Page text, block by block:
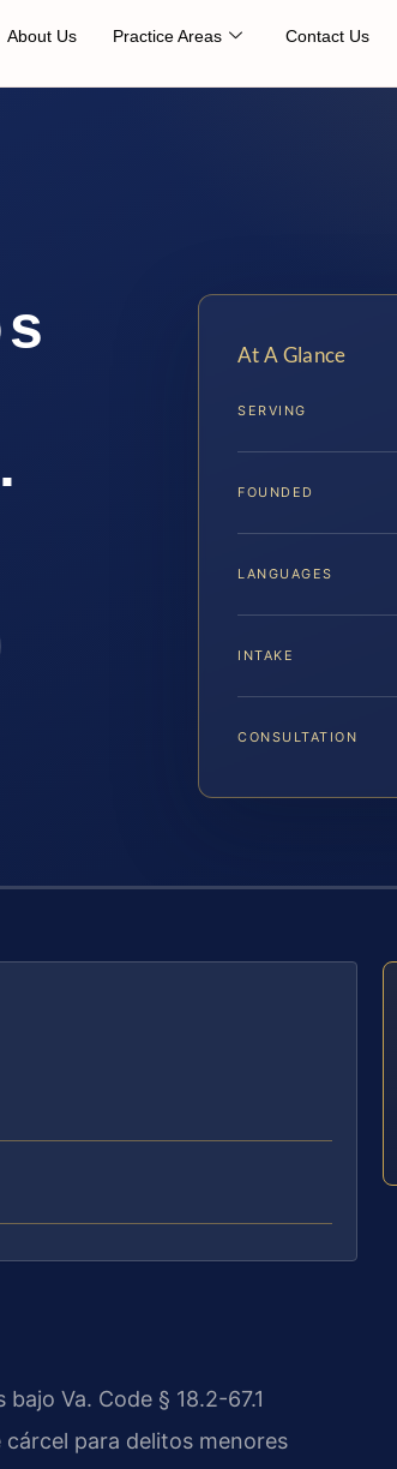
About Us Practice Areas Contact Us
At A Glance
SERVING
FOUNDED
LANGUAGES
INTAKE
CONSULTATION
Va. Code § 18.2-67.1
cárcel para delitos menores